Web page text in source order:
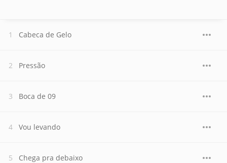
Cabeca de Gelo
Pressão
Boca de 09
Vou levando
Chega pra debaixo